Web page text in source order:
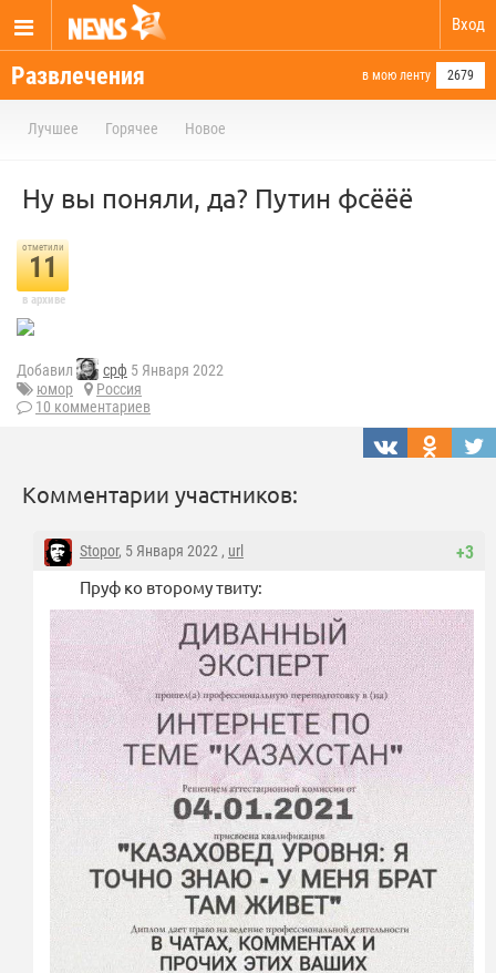
Вход
Развлечения в мою ленту 2679
Лучшее Горячее Новое
Ну вы поняли, да? Путин фсёёё
отметили
11
в архиве
Добавил срф 5 Января 2022
юмор
Россия
10 комментариев
Комментарии участников:
+3
Stopor, 5 Января 2022 , url
Пруф ко второму твиту: